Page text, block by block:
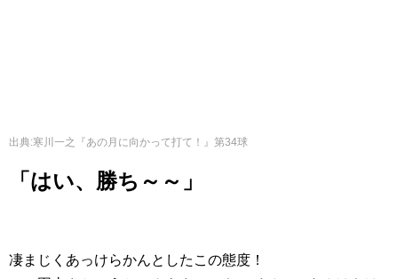
出典:寒川一之『あの月に向かって打て！』第34球
「はい、勝ち～～」
凄まじくあっけらかんとしたこの態度！